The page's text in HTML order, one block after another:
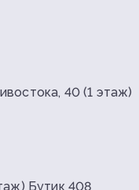
40 (1 этаж)
Бутик 408